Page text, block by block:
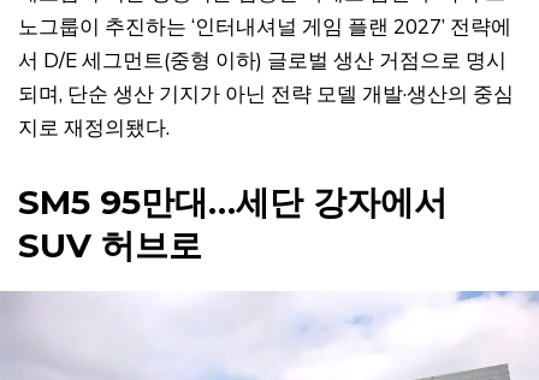
노그룹이 추진하는 ‘인터내셔널 게임 플랜 2027’ 전략에
서 D/E 세그먼트(중형 이하) 글로벌 생산 거점으로 명시
되며, 단순 생산 기지가 아닌 전략 모델 개발·생산의 중심
지로 재정의됐다.
SM5 95만대…세단 강자에서
SUV 허브로